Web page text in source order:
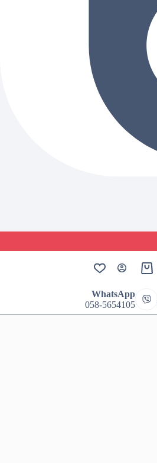
Shopping
WhatsApp
058-5654105